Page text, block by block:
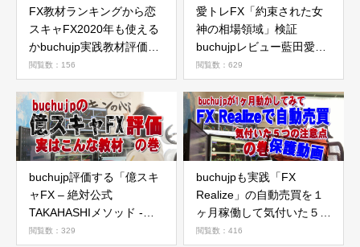
FX教材ランキングから恋
スキャFX2020年も使える
かbuchujp実践教材評価レ
ビューの巻
閲覧数：156
愛トレFX「約束された女
神の相場領域」検証
buchujpレビュー藍田愛ち
ゃんのFX教材とは
閲覧数：629
buchujp評価する「億スキ
ャFX – 絶対公式
TAKAHASHIメソッド -」
作った方とは
閲覧数：329
buchujpも実践「FX
Realize」の自動売買を１
ヶ月稼働して気付いた５つ
の注意点を動画にまとめた
閲覧数：416